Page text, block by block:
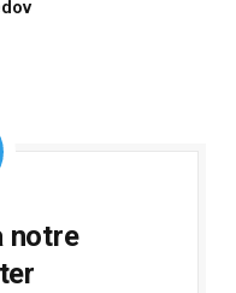
notre